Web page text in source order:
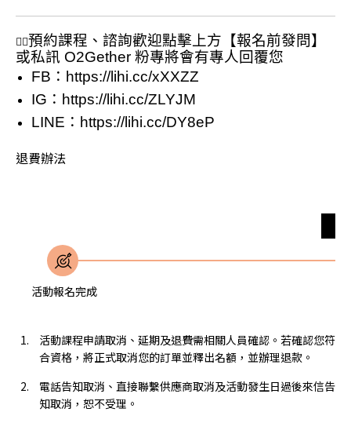
🙋‍♂預約課程、諮詢歡迎點擊上方【報名前發問】
或私訊 O2Gether 粉專將會有專人回覆您
FB： https://lihi.cc/xXXZZ
IG： https://lihi.cc/ZLYJM
LINE： https://lihi.cc/DY8eP
退費辦法
活動報名完成
活動課程申請取消、延期及退費需相關人員確認。若確認您符
合資格，將正式取消您的訂單並釋出名額，並辦理退款。
電話告知取消、直接聯繫供應商取消及活動發生日過後來信告
知取消，恕不受理。